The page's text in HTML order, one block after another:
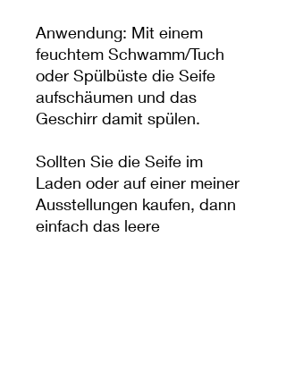
Anwendung: Mit einem
feuchtem Schwamm/Tuch
oder Spülbüste die Seife
aufschäumen und das
Geschirr damit spülen.
Sollten Sie die Seife im
Laden oder auf einer meiner
Ausstellungen kaufen, dann
einfach das leere